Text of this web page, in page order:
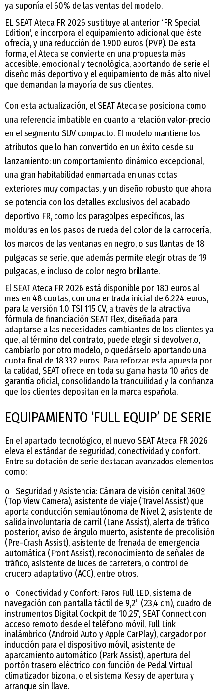
ya suponía el 60% de las ventas del modelo.
EL SEAT Ateca FR 2026 sustituye al anterior ‘FR Special
Edition’, e incorpora el equipamiento adicional que éste
ofrecía, y una reducción de 1.900 euros (PVP). De esta
forma, el Ateca se convierte en una propuesta más
accesible, emocional y tecnológica, aportando de serie el
diseño más deportivo y el equipamiento de más alto nivel
que demandan la mayoría de sus clientes.
Con esta actualización, el SEAT Ateca se posiciona como
una referencia imbatible en cuanto a relación valor-precio
en el segmento SUV compacto. El modelo mantiene los
atributos que lo han convertido en un éxito desde su
lanzamiento: un comportamiento dinámico excepcional,
una gran habitabilidad enmarcada en unas cotas
exteriores muy compactas, y un diseño robusto que ahora
se potencia con los detalles exclusivos del acabado
deportivo FR, como los paragolpes específicos, las
molduras en los pasos de rueda del color de la carrocería,
los marcos de las ventanas en negro, o sus llantas de 18
pulgadas se serie, que además permite elegir otras de 19
pulgadas, e incluso de color negro brillante.
El SEAT Ateca FR 2026 está disponible por 180 euros al
mes en 48 cuotas, con una entrada inicial de 6.224 euros,
para la versión 1.0 TSI 115 CV, a través de la atractiva
fórmula de financiación SEAT Flex, diseñada para
adaptarse a las necesidades cambiantes de los clientes ya
que, al término del contrato, puede elegir si devolverlo,
cambiarlo por otro modelo, o quedárselo aportando una
cuota final de 18.332 euros. Para reforzar esta apuesta por
la calidad, SEAT ofrece en toda su gama hasta 10 años de
garantía oficial, consolidando la tranquilidad y la confianza
que los clientes depositan en la marca española.
EQUIPAMIENTO ‘FULL EQUIP’ DE SERIE
En el apartado tecnológico, el nuevo SEAT Ateca FR 2026
eleva el estándar de seguridad, conectividad y confort.
Entre su dotación de serie destacan avanzados elementos
como:
o Seguridad y Asistencia: Cámara de visión cenital 360º
(Top View Camera), asistente de viaje (Travel Assist) que
aporta conducción semiautónoma de Nivel 2, asistente de
salida involuntaria de carril (Lane Assist), alerta de tráfico
posterior, aviso de ángulo muerto, asistente de precolisión
(Pre-Crash Assist), asistente de frenada de emergencia
automática (Front Assist), reconocimiento de señales de
tráfico, asistente de luces de carretera, o control de
crucero adaptativo (ACC), entre otros.
o Conectividad y Confort: Faros Full LED, sistema de
navegación con pantalla táctil de 9,2” (23,4 cm), cuadro de
instrumentos Digital Cockpit de 10,25”, SEAT Connect con
acceso remoto desde el teléfono móvil, Full Link
inalámbrico (Android Auto y Apple CarPlay), cargador por
inducción para el dispositivo móvil, asistente de
aparcamiento automático (Park Assist), apertura del
portón trasero eléctrico con función de Pedal Virtual,
climatizador bizona, o el sistema Kessy de apertura y
arranque sin llave.